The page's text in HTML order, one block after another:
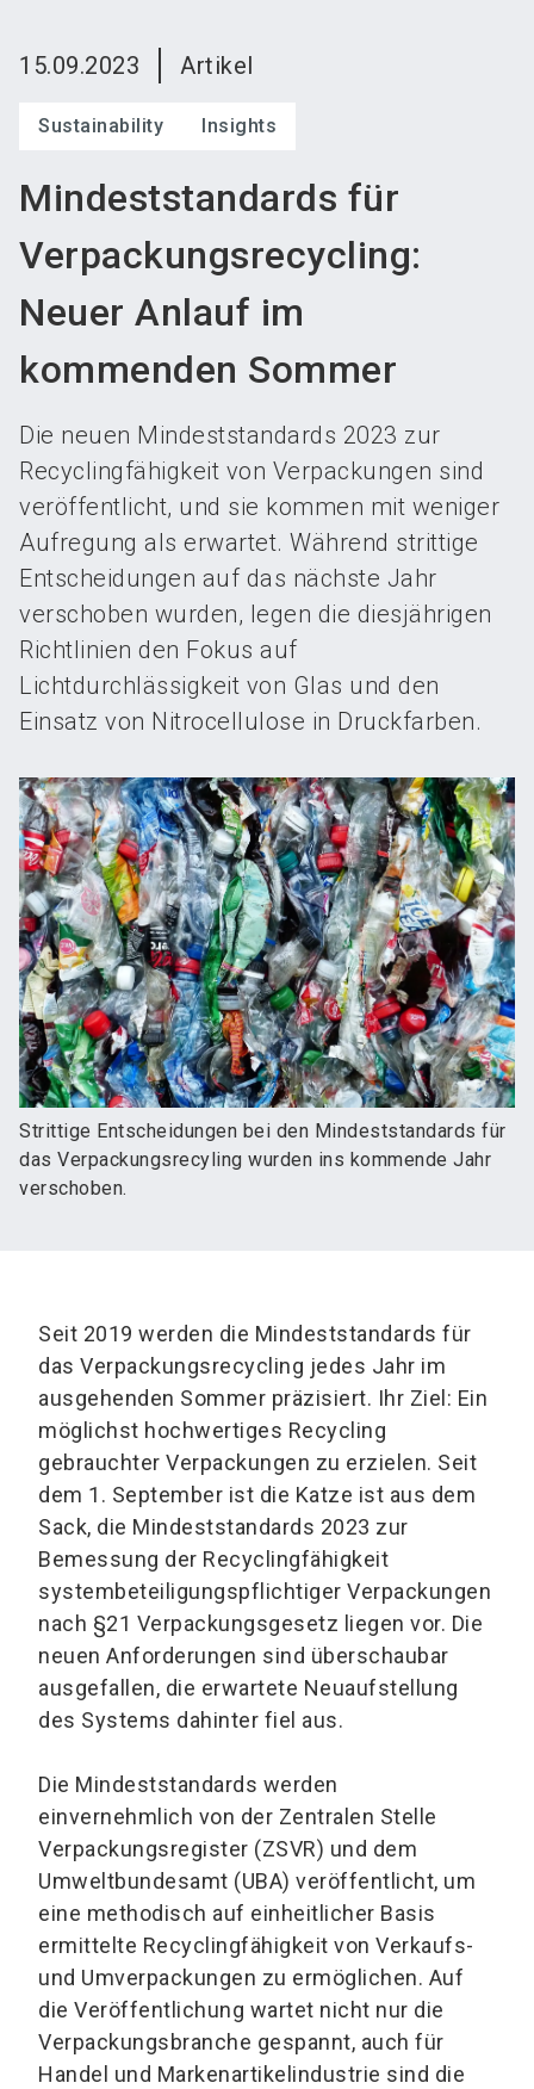
15.09.2023 Artikel
Sustainability Insights
Mindeststandards für
Verpackungsrecycling:
Neuer Anlauf im
kommenden Sommer
Die neuen Mindeststandards 2023 zur
Recyclingfähigkeit von Verpackungen sind
veröffentlicht, und sie kommen mit weniger
Aufregung als erwartet. Während strittige
Entscheidungen auf das nächste Jahr
verschoben wurden, legen die diesjährigen
Richtlinien den Fokus auf
Lichtdurchlässigkeit von Glas und den
Einsatz von Nitrocellulose in Druckfarben.
Strittige Entscheidungen bei den Mindeststandards für
das Verpackungsrecyling wurden ins kommende Jahr
verschoben.
Seit 2019 werden die Mindeststandards für
das Verpackungsrecycling jedes Jahr im
ausgehenden Sommer präzisiert. Ihr Ziel: Ein
möglichst hochwertiges Recycling
gebrauchter Verpackungen zu erzielen. Seit
dem 1. September ist die Katze ist aus dem
Sack, die Mindeststandards 2023 zur
Bemessung der Recyclingfähigkeit
systembeteiligungspflichtiger Verpackungen
nach §21 Verpackungsgesetz liegen vor. Die
neuen Anforderungen sind überschaubar
ausgefallen, die erwartete Neuaufstellung
des Systems dahinter fiel aus.
Die Mindeststandards werden
einvernehmlich von der Zentralen Stelle
Verpackungsregister (ZSVR) und dem
Umweltbundesamt (UBA) veröffentlicht, um
eine methodisch auf einheitlicher Basis
ermittelte Recyclingfähigkeit von Verkaufs-
und Umverpackungen zu ermöglichen. Auf
die Veröffentlichung wartet nicht nur die
Verpackungsbranche gespannt, auch für
Handel und Markenartikelindustrie sind die